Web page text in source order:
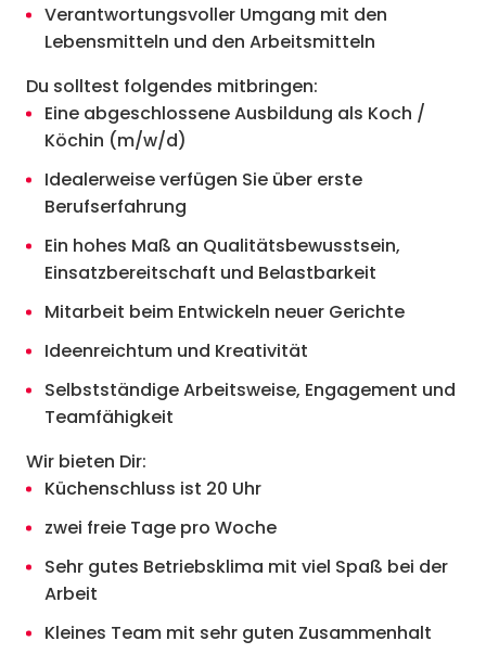
Verantwortungsvoller Umgang mit den
Lebensmitteln und den Arbeitsmitteln
Du solltest folgendes mitbringen:
Eine abgeschlossene Ausbildung als Koch /
Köchin (m/w/d)
Idealerweise verfügen Sie über erste
Berufserfahrung
Ein hohes Maß an Qualitätsbewusstsein,
Einsatzbereitschaft und Belastbarkeit
Mitarbeit beim Entwickeln neuer Gerichte
Ideenreichtum und Kreativität
Selbstständige Arbeitsweise, Engagement und
Teamfähigkeit
Wir bieten Dir:
Küchenschluss ist 20 Uhr
zwei freie Tage pro Woche
Sehr gutes Betriebsklima mit viel Spaß bei der
Arbeit
Kleines Team mit sehr guten Zusammenhalt